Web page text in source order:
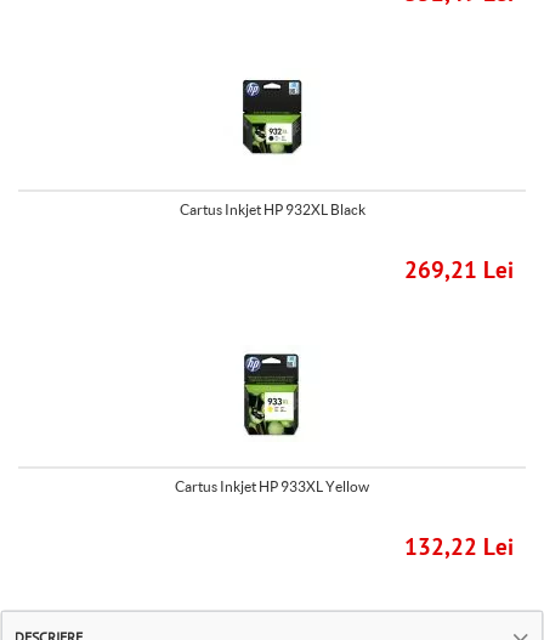
Cartus Inkjet HP 932XL Black
269,21 Lei
Cartus Inkjet HP 933XL Yellow
132,22 Lei